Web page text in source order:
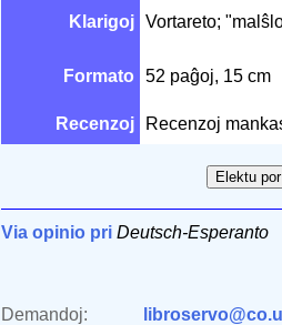
Klarigoj Vortareto;
Formato 52 paĝoj, 15 cm
Recenzoj Recenzoj
Via opinio pri Deutsch-Esperanto
Demandoj: